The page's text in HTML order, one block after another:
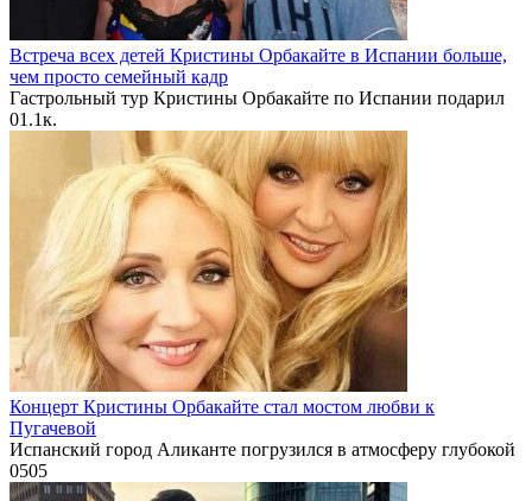
Встреча всех детей Кристины Орбакайте в Испании больше,
чем просто семейный кадр
Гастрольный тур Кристины Орбакайте по Испании подарил
01.1к.
Концерт Кристины Орбакайте стал мостом любви к
Пугачевой
Испанский город Аликанте погрузился в атмосферу глубокой
0505